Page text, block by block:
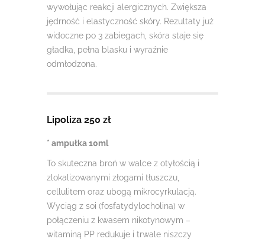
wywołując reakcji alergicznych. Zwiększa
jędrność i elastyczność skóry. Rezultaty już
widoczne po 3 zabiegach, skóra staje się
gładka, pełna blasku i wyraźnie
odmłodzona.
Lipoliza 250 zł
* ampułka 10ml
To skuteczna broń w walce z otyłością i
zlokalizowanymi złogami tłuszczu,
cellulitem oraz ubogą mikrocyrkulacją.
Wyciąg z soi (fosfatydylocholina) w
połączeniu z kwasem nikotynowym –
witaminą PP redukuje i trwale niszczy